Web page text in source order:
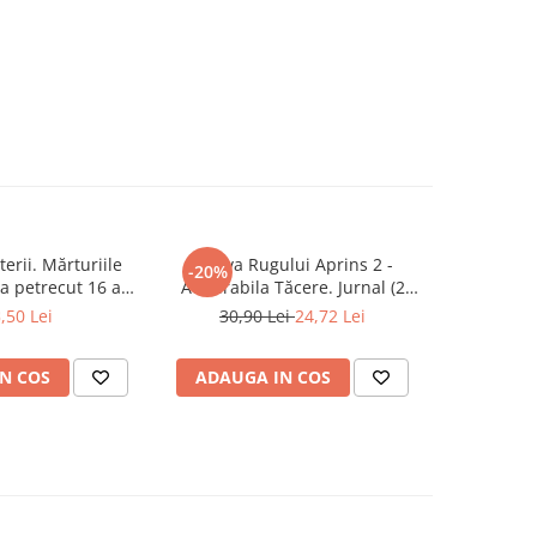
Mărturiile
petrecut 16 ani
Victoria și
Lei
COS
-20%
Arhiva Rugului Aprins 2 -
Admirabila Tăcere. Jurnal (2
Iulie1967 - 29 Septembrie 1968)
30,90 Lei24,72 Lei
ADAUGA IN COS